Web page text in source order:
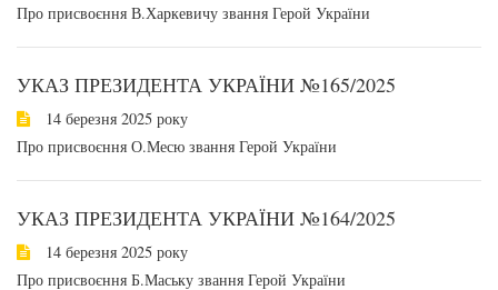
Про присвоєння В.Харкевичу звання Герой України
УКАЗ ПРЕЗИДЕНТА УКРАЇНИ №165/2025
14 березня 2025 року
Про присвоєння О.Месю звання Герой України
УКАЗ ПРЕЗИДЕНТА УКРАЇНИ №164/2025
14 березня 2025 року
Про присвоєння Б.Маську звання Герой України